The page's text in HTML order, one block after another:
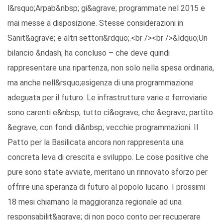
l&rsquo;Arpab&nbsp; gi&agrave; programmate nel 2015 e
mai messe a disposizione. Stesse considerazioni in
Sanit&agrave; e altri settori&rdquo;.<br /><br />&ldquo;Un
bilancio &ndash; ha concluso – che deve quindi
rappresentare una ripartenza, non solo nella spesa ordinaria,
ma anche nell&rsquo;esigenza di una programmazione
adeguata per il futuro. Le infrastrutture varie e ferroviarie
sono carenti e&nbsp; tutto ci&ograve; che &egrave; partito
&egrave; con fondi di&nbsp; vecchie programmazioni. Il
Patto per la Basilicata ancora non rappresenta una
concreta leva di crescita e sviluppo. Le cose positive che
pure sono state avviate, meritano un rinnovato sforzo per
offrire una speranza di futuro al popolo lucano. I prossimi
18 mesi chiamano la maggioranza regionale ad una
responsabilit&agrave; di non poco conto per recuperare